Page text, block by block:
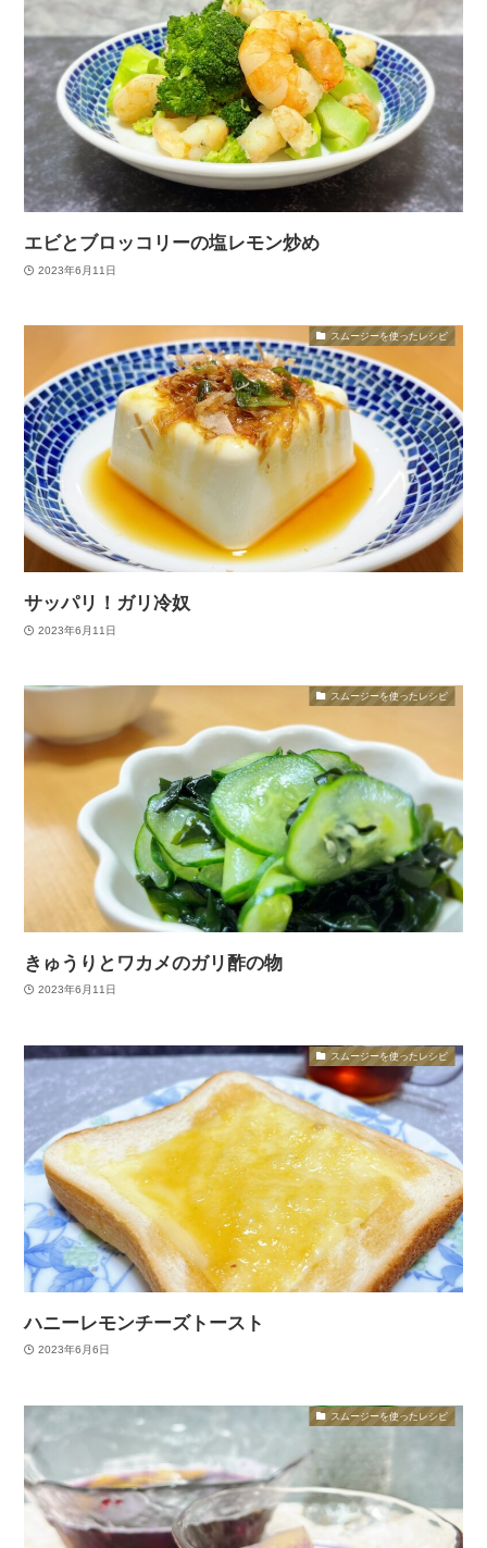
エビとブロッコリーの塩レモン炒め
2023年6月11日
スムージーを使ったレシピ
サッパリ！ガリ冷奴
2023年6月11日
スムージーを使ったレシピ
きゅうりとワカメのガリ酢の物
2023年6月11日
スムージーを使ったレシピ
ハニーレモンチーズトースト
2023年6月6日
スムージーを使ったレシピ